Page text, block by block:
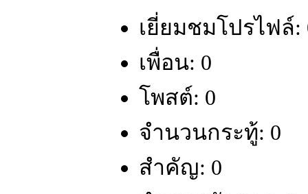
เยี่ยมชมโปรไฟล์:
เพื่อน: 0
โพสต์: 0
จำนวนกระทู้: 0
สำคัญ: 0